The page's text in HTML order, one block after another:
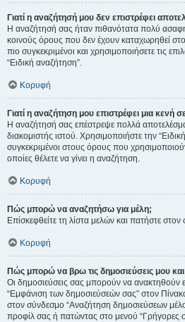
Γιατί η αναζήτησή μου δεν επιστρέφει
Η αναζήτησή σας ήταν πιθανότατα πολύ
κοινούς όρους που δεν έχουν καταχωρηθεί
πιο συγκεκριμένοι και χρησιμοποιήσετε τις
“Ειδική αναζήτηση”.
Κορυφή
Γιατί η αναζήτηση μου επιστρέφει μια κενή
Η αναζήτησή σας επέστρεψε πολλά
διακομιστής ιστού. Χρησιμοποιήστε την
συγκεκριμένοι στους όρους που
οποίες θέλετε να γίνει η αναζήτηση.
Κορυφή
Πώς μπορώ να αναζητήσω για μέλη;
Επίσκεφθείτε τη λίστα μελών και πατήστε
Κορυφή
Πώς μπορώ να βρω τις δημοσιεύσεις μου και
Οι δημοσιεύσεις σας μπορούν να ανακτηθούν
“Εμφάνιση των δημοσιεύσεών σας” στον
στον σύνδεσμο “Αναζήτηση δημοσιεύσεων
προφίλ σας ή πατώντας στο μενού “Γρήγορες